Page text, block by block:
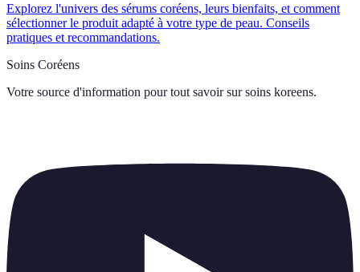
Explorez l'univers des sérums coréens, leurs bienfaits, et comment
sélectionner le produit adapté à votre type de peau. Conseils
pratiques et recommandations.
Soins Coréens
Votre source d'information pour tout savoir sur soins koreens.